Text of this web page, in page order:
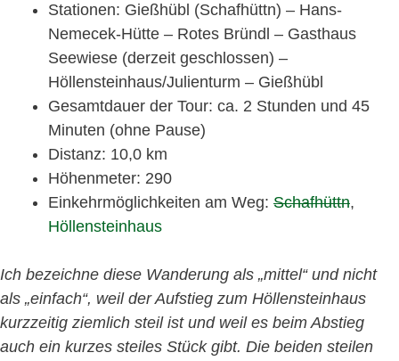
Stationen: Gießhübl (Schafhüttn) – Hans-
Nemecek-Hütte – Rotes Bründl – Gasthaus
Seewiese (derzeit geschlossen) –
Höllensteinhaus/Julienturm – Gießhübl
Gesamtdauer der Tour: ca. 2 Stunden und 45
Minuten (ohne Pause)
Distanz: 10,0 km
Höhenmeter: 290
Einkehrmöglichkeiten am Weg: Schafhüttn,
Höllensteinhaus
Ich bezeichne diese Wanderung als „mittel“ und nicht
als „einfach“, weil der Aufstieg zum Höllensteinhaus
kurzzeitig ziemlich steil ist und weil es beim Abstieg
auch ein kurzes steiles Stück gibt. Die beiden steilen